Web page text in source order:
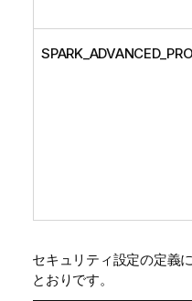
セキュリティ設定の定義
とおりです。